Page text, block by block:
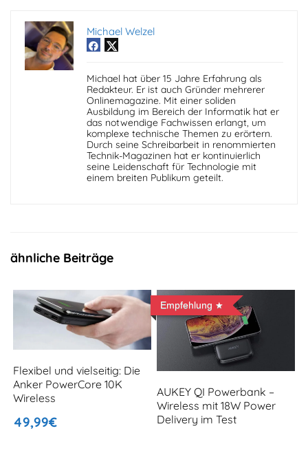
Michael Welzel
Michael hat über 15 Jahre Erfahrung als
Redakteur. Er ist auch Gründer mehrerer
Onlinemagazine. Mit einer soliden
Ausbildung im Bereich der Informatik hat er
das notwendige Fachwissen erlangt, um
komplexe technische Themen zu erörtern.
Durch seine Schreibarbeit in renommierten
Technik-Magazinen hat er kontinuierlich
seine Leidenschaft für Technologie mit
einem breiten Publikum geteilt.
ähnliche Beiträge
Flexibel und vielseitig: Die
Anker PowerCore 10K
Wireless
49,99€
Empfehlung
AUKEY QI Powerbank –
Wireless mit 18W Power
Delivery im Test